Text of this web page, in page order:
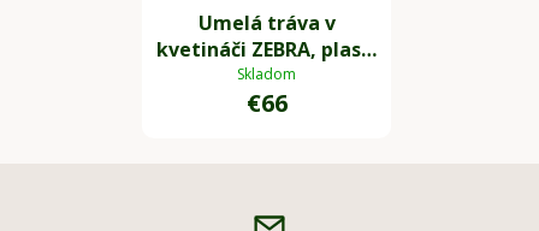
Umelá tráva v
kvetináči ZEBRA, plast,
výška 80 cm, zelená
Skladom
€66